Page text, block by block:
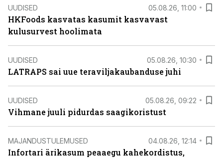
UUDISED 05.08.26, 11:00
HKFoods kasvatas kasumit kasvavast
kulusurvest hoolimata
UUDISED 05.08.26, 10:30
LATRAPS sai uue teraviljakaubanduse juhi
UUDISED 05.08.26, 09:22
Vihmane juuli pidurdas saagikoristust
MAJANDUSTULEMUSED 04.08.26, 12:14
Infortari ärikasum peaaegu kahekordistus,